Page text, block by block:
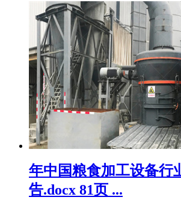
年中国粮食加工设备行
告.docx 81页 ...